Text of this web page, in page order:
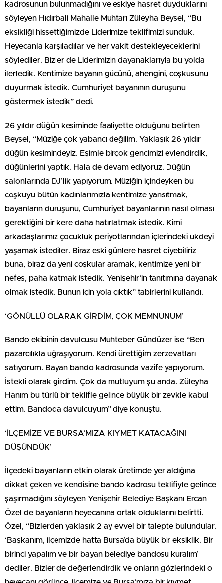
kadrosunun bulunmadığını ve eskiye hasret duyduklarını
söyleyen Hıdırbali Mahalle Muhtarı Züleyha Beysel, “Bu
eksikliği hissettiğimizde Liderimize teklifimizi sunduk.
Heyecanla karşıladılar ve her vakit destekleyeceklerini
söylediler. Bizler de Liderimizin dayanaklarıyla bu yolda
ilerledik. Kentimize bayanın gücünü, ahengini, coşkusunu
duyurmak istedik. Cumhuriyet bayanının duruşunu
göstermek istedik” dedi.
26 yıldır düğün kesiminde faaliyette olduğunu belirten
Beysel, “Müziğe çok yabancı değilim. Yaklaşık 26 yıldır
düğün kesimindeyiz. Eşimle birçok gencimizi evlendirdik,
düğünlerini yaptık. Hala de devam ediyoruz. Düğün
salonlarında DJ’lik yapıyorum. Müziğin içindeyken bu
coşkuyu bütün kadınlarımızla kentimize yansıtmak,
bayanların duruşunu, Cumhuriyet bayanlarının nasıl olması
gerektiğini bir kere daha hatırlatmak istedik. Kimi
arkadaşlarımız çocukluk periyotlarından içlerindeki ukdeyi
yaşamak istediler. Biraz eski günlere hasret diyebiliriz
buna, biraz da yeni coşkular aramak, kentimize yeni bir
nefes, paha katmak istedik. Yenişehir’in tanıtımına dayanak
olmak istedik. Bunun için yola çıktık” tabirlerini kullandı.
‘GÖNÜLLÜ OLARAK GİRDİM, ÇOK MEMNUNUM’
Bando ekibinin davulcusu Muhteber Gündüzer ise “Ben
pazarcılıkla uğraşıyorum. Kendi ürettiğim zerzevatları
satıyorum. Bayan bando kadrosunda vazife yapıyorum.
İstekli olarak girdim. Çok da mutluyum şu anda. Züleyha
Hanım bu türlü bir teklifle gelince büyük bir zevkle kabul
ettim. Bandoda davulcuyum” diye konuştu.
‘İLÇEMİZE VE BURSA’MIZA KIYMET KATACAĞINI
DÜŞÜNDÜK’
İlçedeki bayanların etkin olarak üretimde yer aldığına
dikkat çeken ve kendisine bando kadrosu teklifiyle gelince
şaşırmadığını söyleyen Yenişehir Belediye Başkanı Ercan
Özel de bayanların heyecanına ortak olduklarını belirtti.
Özel, “Bizlerden yaklaşık 2 ay evvel bir talepte bulundular.
‘Başkanım, ilçemizde hatta Bursa’da büyük bir eksiklik. Bir
birinci yapalım ve bir bayan belediye bandosu kuralım’
dediler. Bizler de değerlendirdik ve onların gözlerindeki o